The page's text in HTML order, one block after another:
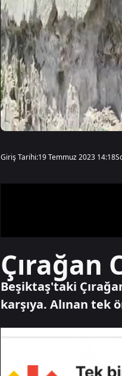
Giriş Tarihi:19 Temmuz 2023 14:18
Çırağan
Beşiktaş'taki
karşıya. Alınan tek